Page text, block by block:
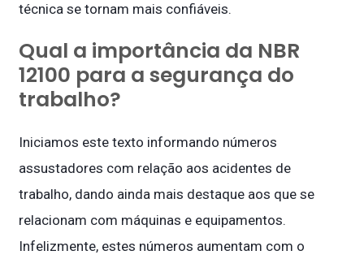
técnica se tornam mais confiáveis.
Qual a importância da NBR
12100 para a segurança do
trabalho?
Iniciamos este texto informando números
assustadores com relação aos acidentes de
trabalho, dando ainda mais destaque aos que se
relacionam com máquinas e equipamentos.
Infelizmente, estes números aumentam com o